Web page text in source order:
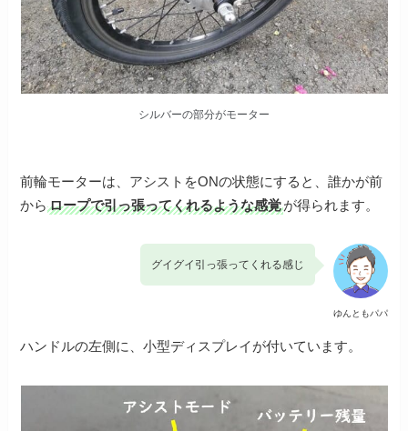
シルバーの部分がモーター
前輪モーターは、アシストをONの状態にすると、誰かが前
からロープで引っ張ってくれるような感覚が得られます。
ゆんともパパ
グイグイ引っ張ってくれる感じ
ハンドルの左側に、小型ディスプレイが付いています。